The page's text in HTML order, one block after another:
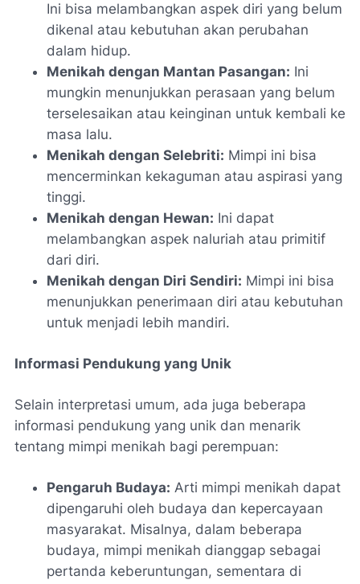
Ini bisa melambangkan aspek diri yang belum
dikenal atau kebutuhan akan perubahan
dalam hidup.
Menikah dengan Mantan Pasangan: Ini
mungkin menunjukkan perasaan yang belum
terselesaikan atau keinginan untuk kembali ke
masa lalu.
Menikah dengan Selebriti: Mimpi ini bisa
mencerminkan kekaguman atau aspirasi yang
tinggi.
Menikah dengan Hewan: Ini dapat
melambangkan aspek naluriah atau primitif
dari diri.
Menikah dengan Diri Sendiri: Mimpi ini bisa
menunjukkan penerimaan diri atau kebutuhan
untuk menjadi lebih mandiri.
Informasi Pendukung yang Unik
Selain interpretasi umum, ada juga beberapa
informasi pendukung yang unik dan menarik
tentang mimpi menikah bagi perempuan:
Pengaruh Budaya: Arti mimpi menikah dapat
dipengaruhi oleh budaya dan kepercayaan
masyarakat. Misalnya, dalam beberapa
budaya, mimpi menikah dianggap sebagai
pertanda keberuntungan, sementara di